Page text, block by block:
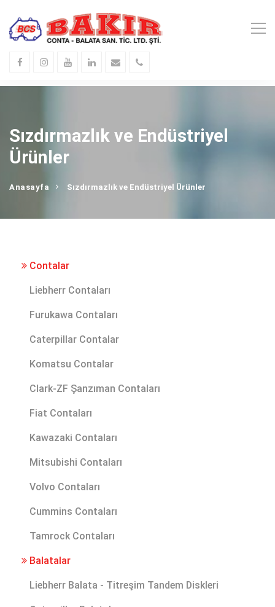
Sızdırmazlık ve Endüstriyel
Ürünler
Anasayfa Sızdırmazlık ve Endüstriyel Ürünler
Contalar
Liebherr Contaları
Furukawa Contaları
Caterpillar Contalar
Komatsu Contalar
Clark-ZF Şanzıman Contaları
Fiat Contaları
Kawazaki Contaları
Mitsubishi Contaları
Volvo Contaları
Cummins Contaları
Tamrock Contaları
Balatalar
Liebherr Balata - Titreşim Tandem Diskleri